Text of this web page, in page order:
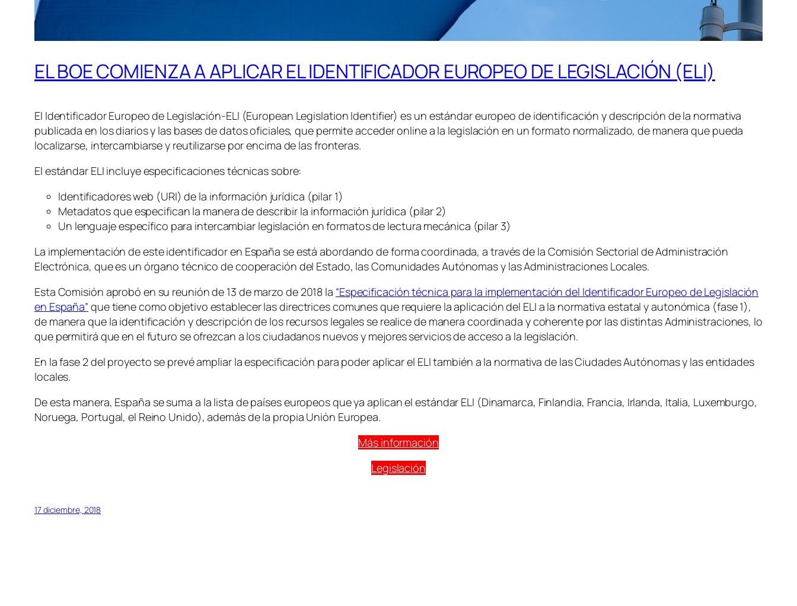
EL BOE COMIENZA A APLICAR EL IDENTIFICADOR EUROPEO DE LEGISLACIÓN (ELI)
El Identificador Europeo de Legislación-ELI (European Legislation Identifier) es un estándar europeo de identificación y descripción de la normativa
publicada en los diarios y las bases de datos oficiales, que permite acceder online a la legislación en un formato normalizado, de manera que pueda
localizarse, intercambiarse y reutilizarse por encima de las fronteras.
El estándar ELI incluye especificaciones técnicas sobre:
Identificadores web (URI) de la información jurídica (pilar 1)
Metadatos que especifican la manera de describir la información jurídica (pilar 2)
Un lenguaje específico para intercambiar legislación en formatos de lectura mecánica (pilar 3)
La implementación de este identificador en España se está abordando de forma coordinada, a través de la Comisión Sectorial de Administración
Electrónica, que es un órgano técnico de cooperación del Estado, las Comunidades Autónomas y las Administraciones Locales.
Esta Comisión aprobó en su reunión de 13 de marzo de 2018 la “Especificación técnica para la implementación del Identificador Europeo de Legislación
en España” que tiene como objetivo establecer las directrices comunes que requiere la aplicación del ELI a la normativa estatal y autonómica (fase 1),
de manera que la identificación y descripción de los recursos legales se realice de manera coordinada y coherente por las distintas Administraciones, lo
que permitirá que en el futuro se ofrezcan a los ciudadanos nuevos y mejores servicios de acceso a la legislación.
En la fase 2 del proyecto se prevé ampliar la especificación para poder aplicar el ELI también a la normativa de las Ciudades Autónomas y las entidades
locales.
De esta manera, España se suma a la lista de países europeos que ya aplican el estándar ELI (Dinamarca, Finlandia, Francia, Irlanda, Italia, Luxemburgo,
Noruega, Portugal, el Reino Unido), además de la propia Unión Europea.
Más información
Legislación
17 diciembre, 2018